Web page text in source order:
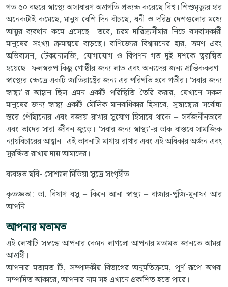
গত ৫০ বছরে স্বাস্থ্যে অসাধারণ অগ্রগতি প্রত্যক্ষ করেছে বিশ্ব। শিশুমৃত্যুর হার
অনেকটাই কমেছে, মানুষ বেশি দিন বাঁচছে, ধনী ও দরিদ্র দেশগুলোর মধ্যে
আয়ুর ব্যবধান কমে এসেছে। তবে, চরম দারিদ্র্যসীমার নিচে বসবাসকারী
মানুষের সংখ্যা ক্রমান্বয়ে বাড়ছে। বাণিজ্যের বিশ্বায়নের হার, ভ্রমণ এবং
অভিবাসন, টেকনোলজি, যোগাযোগ ও বিপণন গত দুই দশকে ত্বরান্বিত
হয়েছে। ফলস্বরূপ কিছু গোষ্ঠীর জন্য লাভ এবং অন্যদের জন্য প্রান্তিককরণ।
স্বাস্থ্যের ক্ষেত্রে একটি জাতিরাষ্ট্রের জন্য এর পরিণতি হবে গভীর। ‘সবার জন্য
স্বাস্থ্য’-র আহ্বান ছিল এমন একটি পরিস্থিতি তৈরি করার, যেখানে সকল
মানুষের জন্য স্বাস্থ্য একটি মৌলিক মানবাধিকার হিসাবে, সুস্বাস্থ্যের সর্বোচ্চ
স্তরে পৌঁছানোর এবং বজায় রাখার সুযোগ হিসাবে থাকে – সর্বজনীনভাবে
এবং তাদের সারা জীবন জুড়ে। ‘সবার জন্য স্বাস্থ্য’-র ডাক বাস্তবে সামাজিক
ন্যায়বিচারের আহ্বান। এই ভাবনাটা মাথায় রাখার এবং এই অধিকার অর্জন এবং
সুরক্ষিত রাখায় দায় আমাদের।
ব্যবহৃত ছবি- সোশ্যাল মিডিয়া সুত্রে সংগৃহীত
কৃতজ্ঞতা: ডা. বিষাণ বসু – কিনে আনা স্বাস্থ্য – বাজার-পুঁজি-মুনাফা আর
আপনি
আপনার মতামত
এই লেখাটি সম্বন্ধে আপনার কেমন লাগলো আপনার মতামত জানতে আমরা
আগ্রহী।
আপনার মতামত টি, সম্পাদকীয় বিভাগের অনুমতিক্রমে, পূর্ণ রূপে অথবা
সম্পাদিত আকারে, আপনার নাম সহ এখানে প্রকাশিত হতে পারে।